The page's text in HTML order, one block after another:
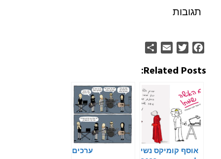
תגובות
Facebook
Twitter
Email
Related Posts:
אוסף קומיקס נשי
ערכים